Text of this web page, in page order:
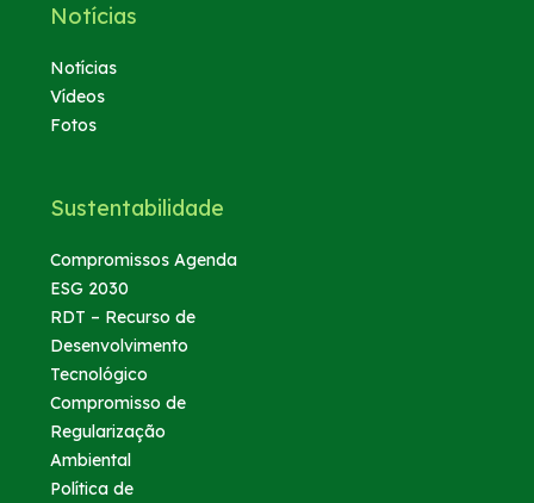
Notícias
Notícias
Vídeos
Fotos
Sustentabilidade
Compromissos Agenda
ESG 2030
RDT – Recurso de
Desenvolvimento
Tecnológico
Compromisso de
Regularização
Ambiental
Política de